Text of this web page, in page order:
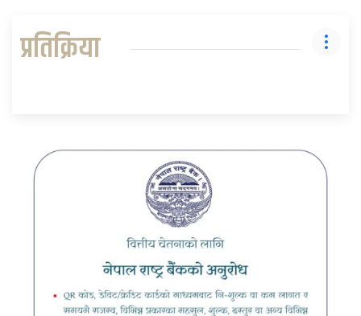
प्रतिक्रिया